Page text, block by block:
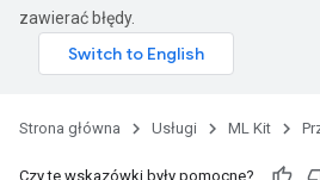
zawierać błędy.
Strona główna Usługi ML Kit
Czy te wskazówki były pomocne?